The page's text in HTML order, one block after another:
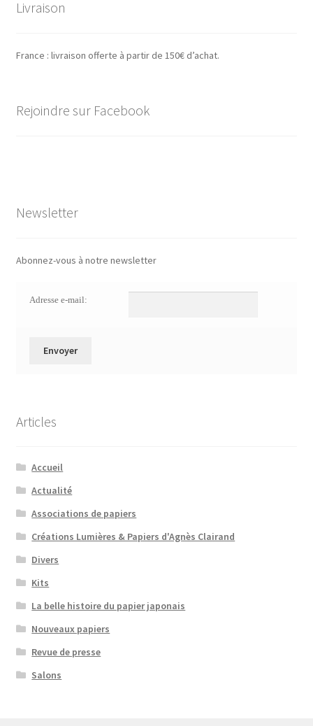
Livraison
France : livraison offerte à partir de 150€ d’achat.
Rejoindre sur Facebook
Newsletter
Abonnez-vous à notre newsletter
Adresse e-mail:
Articles
Accueil
Actualité
Associations de papiers
Créations Lumières & Papiers d'Agnès Clairand
Divers
Kits
La belle histoire du papier japonais
Nouveaux papiers
Revue de presse
Salons